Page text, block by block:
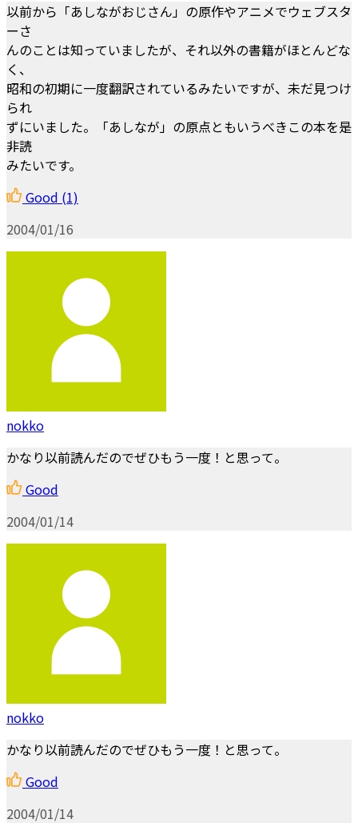
以前から「あしながおじさん」の原作やアニメでウェブスタ
ーさ
んのことは知っていましたが、それ以外の書籍がほとんどな
く、
昭和の初期に一度翻訳されているみたいですが、未だ見つけ
られ
ずにいました。「あしなが」の原点ともいうべきこの本を是
非読
みたいです。
Good (1)
2004/01/16
nokko
かなり以前読んだのでぜひもう一度！と思って。
Good
2004/01/14
nokko
かなり以前読んだのでぜひもう一度！と思って。
Good
2004/01/14